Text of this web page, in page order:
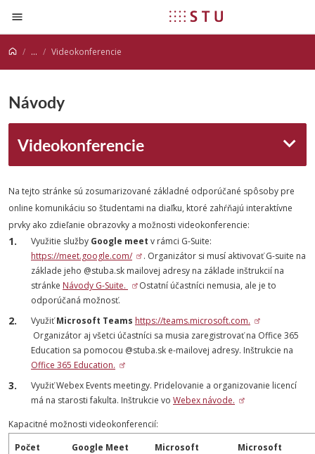
Prejsť na obsah
... Videokonferencie
Návody
Videokonferencie
Na tejto stránke sú zosumarizované základné odporúčané spôsoby pre
online komunikáciu so študentami na diaľku, ktoré zahŕňajú interaktívne
prvky ako zdieľanie obrazovky a možnosti videokonferencie:
Využitie služby Google meet v rámci G-Suite:
https://meet.google.com/
. Organizátor si musí aktivovať G-suite na
základe jeho @stuba.sk mailovej adresy na základe inštrukcií na
stránke Návody G-Suite.
Ostatní účastníci nemusia, ale je to
odporúčaná možnosť.
VyužiťMicrosoft Teams https://teams.microsoft.com.
Organizátor aj všetci účastníci sa musia zaregistrovať na Office 365
Education sa pomocou @stuba.sk e-mailovej adresy. Inštrukcie na
Office 365 Education.
Využiť Webex Events meetingy. Pridelovanie a organizovanie licencí
má na starosti fakulta. Inštrukcie vo Webex návode.
Kapacitné možnosti videokonferencií:
Počet
Google Meet
Microsoft
Microsoft